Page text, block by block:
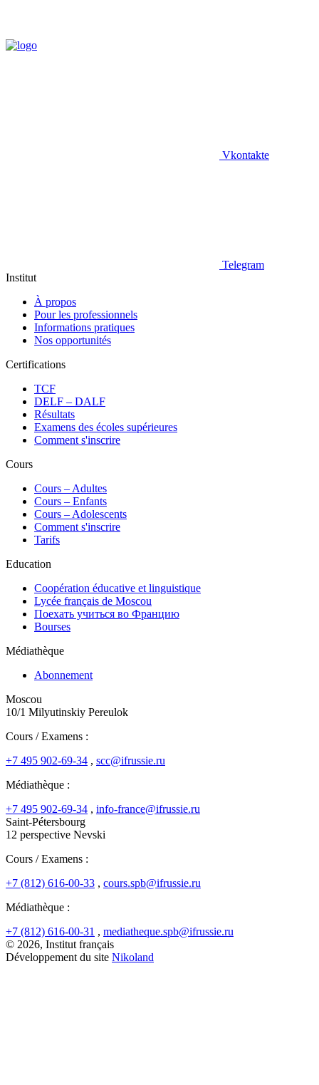
Vkontakte
Telegram
Institut
À propos
Pour les professionnels
Informations pratiques
Nos opportunités
Certifications
TCF
DELF – DALF
Résultats
Examens des écoles supérieures
Comment s'inscrire
Cours
Сours – Adultes
Cours – Enfants
Cours – Adolescents
Comment s'inscrire
Tarifs
Education
Coopération éducative et linguistique
Lycée français de Moscou
Поехать учиться во Францию
Bourses
Médiathèque
Abonnement
Moscou
10/1 Milyutinskiy Pereulok
Cours / Examens :
+7 495 902-69-34 , scc@ifrussie.ru
Médiathèque :
+7 495 902-69-34 , info-france@ifrussie.ru
Saint-Pétersbourg
12 perspective Nevski
Cours / Examens :
+7 (812) 616-00-33 , cours.spb@ifrussie.ru
Médiathèque :
+7 (812) 616-00-31 , mediatheque.spb@ifrussie.ru
© 2026, Institut français
Développement du site Nikoland